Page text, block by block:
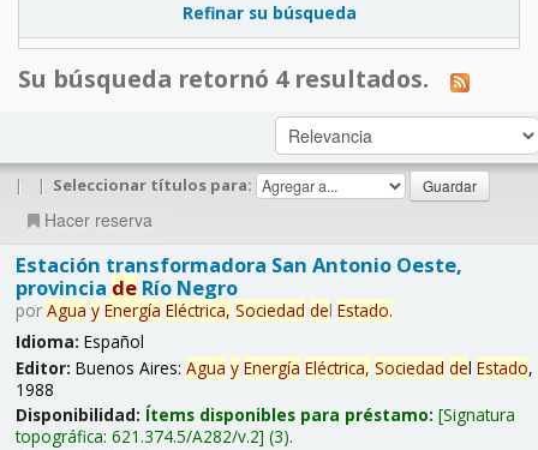
Refinar su búsqueda
Su búsqueda retornó 4 resultados.
| | Seleccionar títulos para:
Hacer reserva
Estación transformadora San Antonio Oeste,
provincia deRío Negro
por Agua y Energía Eléctrica, Sociedad del Estado.
Idioma: Español
Editor: Buenos Aires: Agua y Energía Eléctrica, Sociedad del Estado,
1988
Disponibilidad: Ítems disponibles para préstamo: Signatura
topográfica: 621.374.5/A282/v.2 (3).